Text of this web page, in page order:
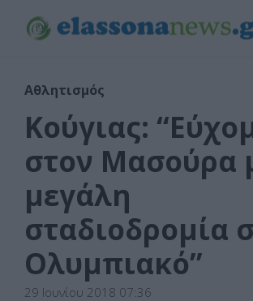
Αθλητισμός
Κούγιας:
στον Μασούρα
μεγάλη
σταδιοδρομία
Ολυμπιακό”
29 Ιουνίου 2018 07:36